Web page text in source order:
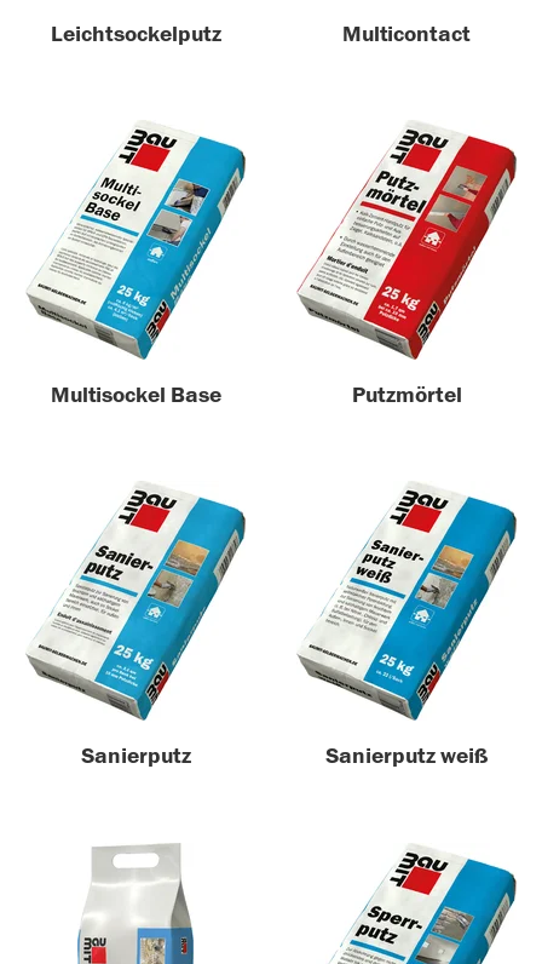
Leichtsockelputz Multicontact
Multisockel Base Putzmörtel
Sanierputz Sanierputz weiß